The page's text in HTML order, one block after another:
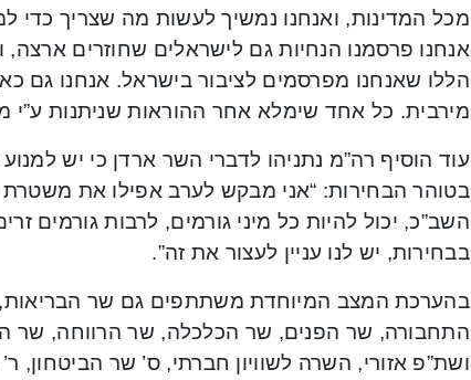
מכל המדינות, ואנחנו נמשיך לעשות מה שצריך
אנחנו פרסמנו הנחיות גם לישראלים שחוזרים ארצה,
הללו שאנחנו מפרסמים לציבור בישראל. אנחנו גם
מירבית. כל אחד שימלא אחר ההוראות שניתנות ע”י
עוד הוסיף רה”מ נתניהו לדברי השר ארדן כי יש
בטוהר הבחירות: “אני מבקש לערב אפילו את משטרת
השב”כ, יכול להיות כל מיני גורמים, לרבות גורמים
בבחירות, יש לנו עניין לעצור את זה”.
בהערכת המצב המיוחדת משתתפים גם שר
התחבורה, שר הפנים, שר הכלכלה, שר הרווחה, שר
ושת”פ אזורי, השרה לשוויון חברתי, ס’ שר הביטחון,